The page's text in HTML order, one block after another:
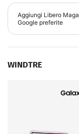
Aggiungi Libero
Google preferite
WINDTRE